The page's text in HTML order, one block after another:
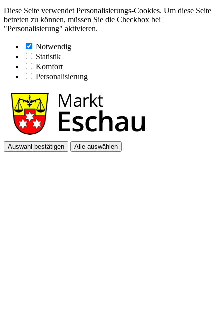
Diese Seite verwendet Personalisierungs-Cookies. Um diese Seite
betreten zu können, müssen Sie die Checkbox bei
"Personalisierung" aktivieren.
Notwendig
Statistik
Komfort
Personalisierung
Auswahl bestätigen Alle auswählen